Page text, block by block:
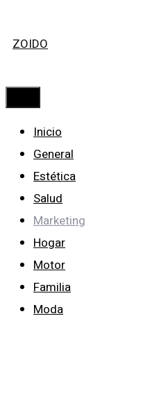
al
ZOIDO
Inicio
General
Estética
Salud
Marketing
Hogar
Motor
Familia
Moda